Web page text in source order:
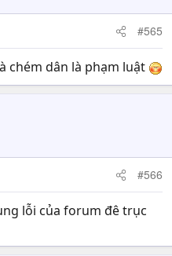
#565
chém dân là phạm luật
#566
lỗi của forum đê trục